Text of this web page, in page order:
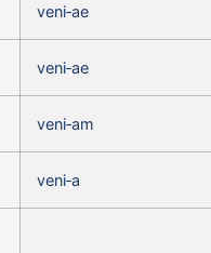
veni‑ae
veni‑ae
veni‑am
veni‑a